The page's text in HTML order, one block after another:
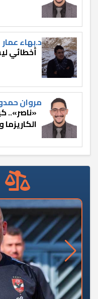
د.بهاء عمار
أخطائي
مروان
«ناصر»..